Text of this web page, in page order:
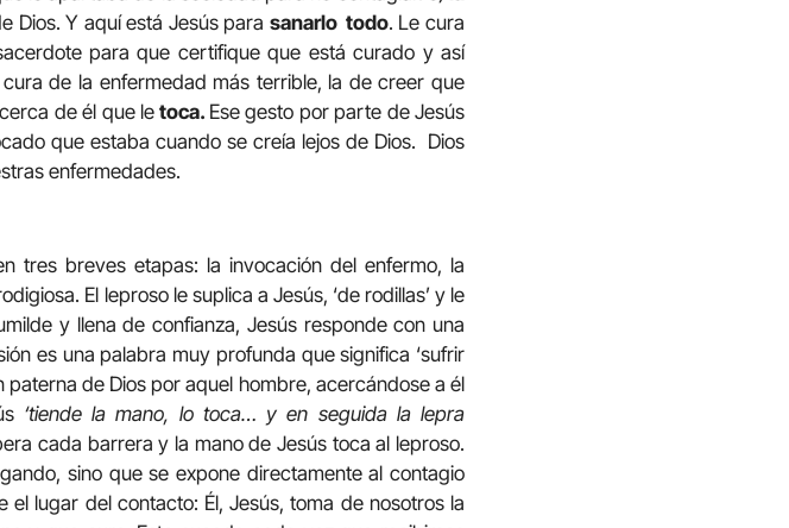
Dios. Y aquí está Jesús para sanarlo todo. Le cura
para que certifique que está curado y así
de la enfermedad más terrible, la de creer que
de él que letoca. Ese gesto por parte de Jesús
que estaba cuando se creía lejos de Dios. Dios
enfermedades.
tres breves etapas: la invocación del enfermo, la
El leproso le suplica a Jesús, ‘de rodillas’ y le
y llena de confianza, Jesús responde con una
es una palabra muy profunda que significa ‘sufrir
paterna de Dios por aquel hombre, acercándose a él
‘tiende la mano, lo toca… y en seguida la lepra
cada barrera y la mano de Jesús toca al leproso.
sino que se expone directamente al contagio
lugar del contacto: Él, Jesús, toma de nosotros la